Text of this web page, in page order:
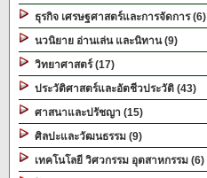
ธุรกิจ เศรษฐศาสตร์และการจัดการ (6)
นวนิยาย อ่านเล่น และนิทาน (9)
วิทยาศาสตร์ (17)
ประวัติศาสตร์และอัตชีวประวัติ (43)
ศาสนาและปรัชญา (15)
ศิลปะและวัฒนธรรม (9)
เทคโนโลยี วิศวกรรม อุตสาหกรรม (6)